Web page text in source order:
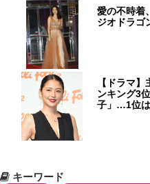
愛の不時着
ジオドラゴ
【ドラマ
ンキング3
子」…1位
キーワード